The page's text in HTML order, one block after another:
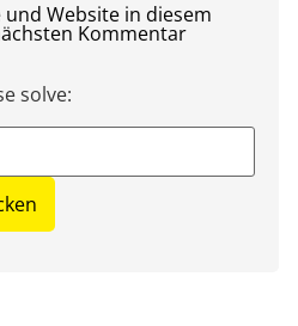
und Website in diesem
Kommentar
solve: